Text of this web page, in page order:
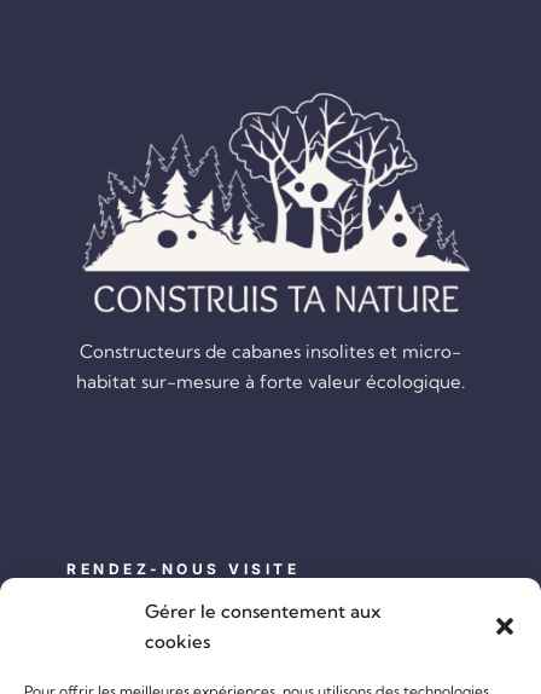
Gérer le consentement aux
cookies
Constructeurs de cabanes insolites et micro-
habitat sur-mesure à forte valeur écologique.
RENDEZ-NOUS VISITE
Sousceyrac-en-Quercy 46190 (France)